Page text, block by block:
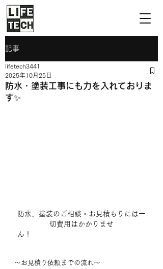
記事
防水・塗装工事にも力を入れておりま
す✨
lifetech3441
2025年10月25日
防水、塗装のご相談・お見積もりには一
切費用はかかりませ
ん！
～お見積り依頼までの流れ～